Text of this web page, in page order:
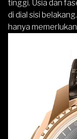
tinggi. Usia dan
di dial sisi
hanya